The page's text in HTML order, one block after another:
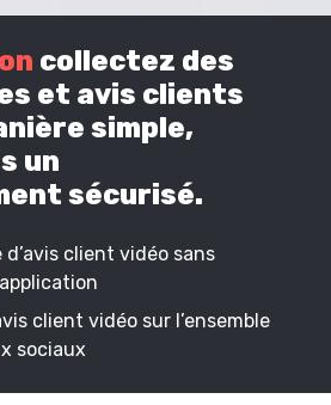
collectez des
et avis clients
simple,
un
sécurisé.
d’avis client vidéo sans
client vidéo sur l’ensemble
sociaux